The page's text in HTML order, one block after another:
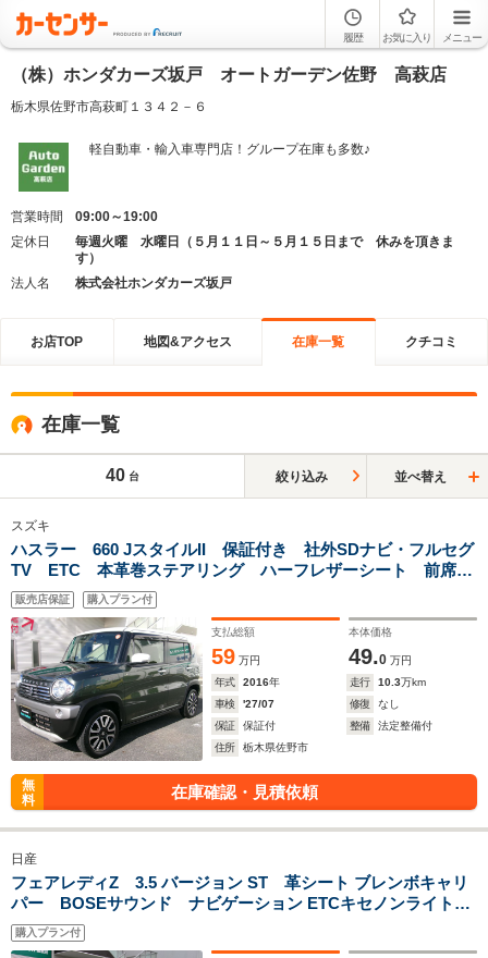
履歴 お気に入り メニュー
（株）ホンダカーズ坂戸 オートガーデン佐野 高萩店
栃木県佐野市高萩町１３４２－６
軽自動車・輸入車専門店！グループ在庫も多数♪
営業時間
09:00～19:00
定休日
毎週火曜 水曜日（５月１１日～５月１５日まで 休みを頂きま
す）
法人名
株式会社ホンダカーズ坂戸
お店TOP 地図&アクセス 在庫一覧 クチコミ
在庫一覧
40 台 絞り込み 並べ替え
スズキ
ハスラー 660 JスタイルII 保証付き 社外SDナビ・フルセグ
TV ETC 本革巻ステアリング ハーフレザーシート 前席シ
ートヒーター 純正15インチAW キセノンライト LEDフォ
グランプ
販売店保証 購入プラン付
支払総額
59 万円
本体価格
49.0 万円
年式
2016年 走行 10.3万km
車検
'27/07 修復
なし
保証
保証付 整備
法定整備付
住所
栃木県佐野市
無
料
在庫確認・見積依頼
日産
フェアレディZ 3.5 バージョン ST 革シート ブレンボキャリ
パー BOSEサウンド ナビゲーション ETCキセノンライト
純正18インチAW
購入プラン付